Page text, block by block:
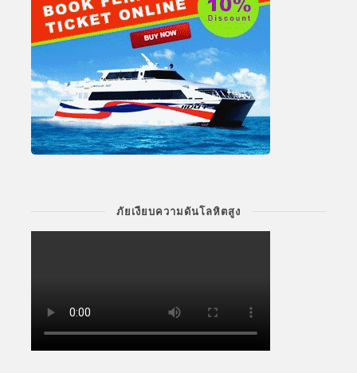
ภัยเงียบความดันโลหิตสูง